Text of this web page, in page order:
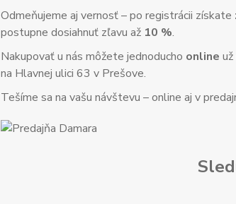
Odmeňujeme aj vernosť – po registrácii získate
postupne dosiahnuť zľavu až 10 %.
Nakupovať u nás môžete jednoducho online
na Hlavnej ulici 63 v Prešove.
Tešíme sa na vašu návštevu – online aj v